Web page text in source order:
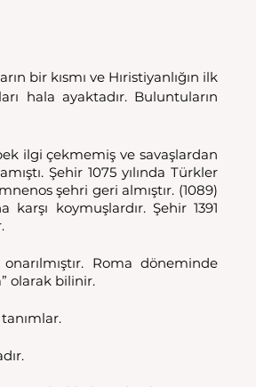
bir kısmı ve Hıristiyanlığın ilk
hala ayaktadır. Buluntuların
ilgi çekmemiş ve savaşlardan
Şehir 1075 yılında Türkler
şehri geri almıştır. (1089)
koymuşlardır. Şehir 1391
Roma döneminde
olarak bilinir.